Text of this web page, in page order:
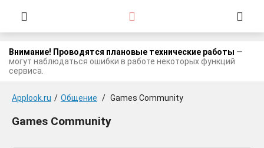
Внимание! Проводятся плановые технические работы —
могут наблюдаться ошибки в работе некоторых функций
сервиса.
Applook.ru / Общение / Games Community
Games Community